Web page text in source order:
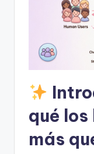
&
qué
más